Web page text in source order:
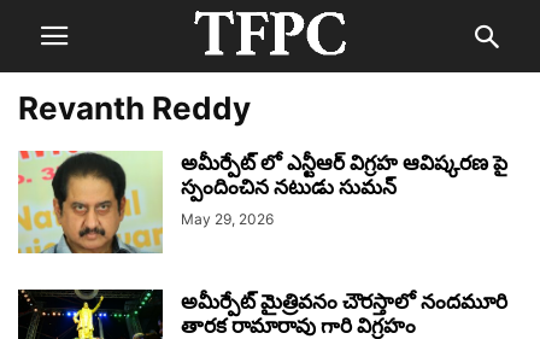
Revanth Reddy
అమీర్పేట్ లో ఎన్టీఆర్ విగ్రహ ఆవిష్కరణ పై
స్పందించిన నటుడు సుమన్
May 29, 2026
అమీర్పేట్ మైత్రివనం చౌరస్తాలో నందమూరి
తారక రామారావు గారి విగ్రహం